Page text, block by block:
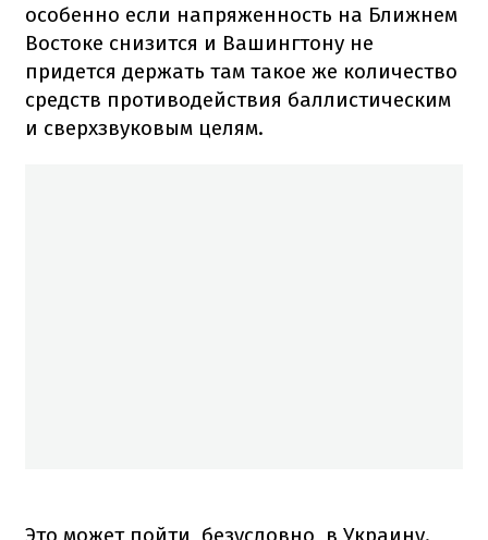
особенно если напряженность на Ближнем
Востоке снизится и Вашингтону не
придется держать там такое же количество
средств противодействия баллистическим
и сверхзвуковым целям.
Это может пойти, безусловно, в Украину.